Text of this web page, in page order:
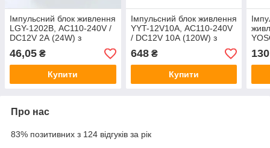
Імпульсний блок живлення
LGY-1202В, AC110-240V /
DC12V 2А (24W) з
прикурювачем
46,05 ₴
Купити
Імпульсний блок живлення
YYT-12V10А, AC110-240V
/ DC12V 10А (120W) з
прикурювачем + каб.
живлення
648₴
Купити
0,9
130
Про нас
83% позитивних з 124 відгуків за рік